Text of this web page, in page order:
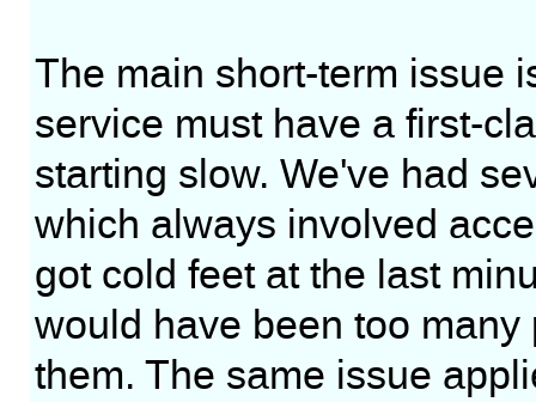
The main short-term issue
service must have a first-
starting slow. We've had
which always involved
got cold feet at the last
would have been too
them. The same issue